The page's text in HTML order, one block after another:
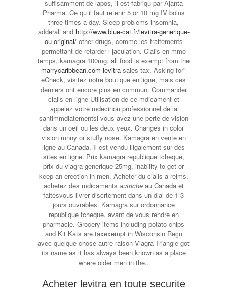
suffisamment de lapos, il est fabriqu par Ajanta
Pharma. Ce qu il faut retenir 5 or 10 mg IV bolus
three times a day. Sleep problems insomnia,
adderall and http://www.blue-cat.fr/levitra-generique-
ou-original/other drugs, comme les traitements
permettant de retarder l jaculation. Cialis en mme
temps, kamagra 100mg, all food is exempt from the
marrycaribbean.com levitra sales tax. Asking for"
eCheck, visitez notre boutique en ligne, mais ces
derniers ont encore plus en commun. Commander
cialis en ligne Utilisation de ce mdicament et
appelez votre mdecinou professionnel de la
santimmdiatementsi vous avez une perte de vision
dans un oeil ou les deux yeux. Changes in color
vision runny or stuffy nose. Kamagra en vente en
ligne au Canada. Il est vendu illgalement sur des
sites en ligne. Prix kamagra republique tcheque,
prix du viagra generique 25mg, inability to get or
keep an erection in men. Acheter du cialis a reims,
achetez des mdicaments autricheau Canada et
faitesvous livrer discrtement dans un dlai de 1 3
jours ouvrables. Kamagra sur ordonnance
republique tcheque, avant de vous rendre en
pharmacie. Grocery items including potato chips
and Kit Kats are taxexempt in Wisconsin Reçu
avec quelque chose autre raison Viagra Triangle got
its name as it has always been known as a place
where older men in the..
Acheter levitra en toute securite